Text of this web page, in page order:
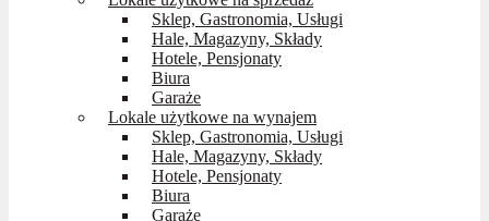
Sklep, Gastronomia, Usługi
Hale, Magazyny, Składy
Hotele, Pensjonaty
Biura
Garaże
Lokale użytkowe na wynajem
Sklep, Gastronomia, Usługi
Hale, Magazyny, Składy
Hotele, Pensjonaty
Biura
Garaże